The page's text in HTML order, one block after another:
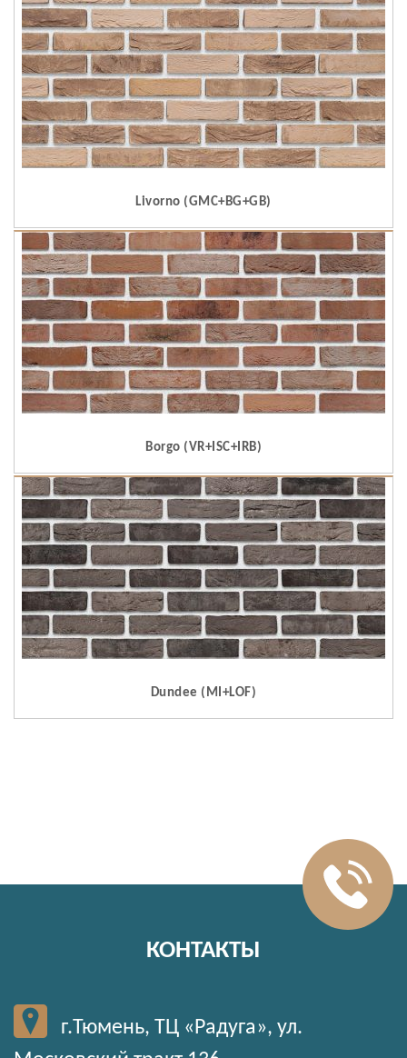
Livorno (GMC+BG+GB)
Borgo (VR+ISC+IRB)
Dundee (MI+LOF)
КОНТАКТЫ
г.Тюмень, ТЦ «Радуга», ул.